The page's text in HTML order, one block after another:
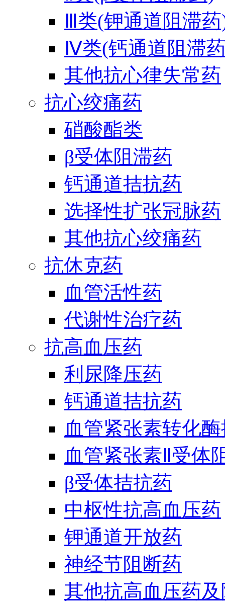
Ⅲ类(钾通道阻滞
Ⅳ类(钙通道阻滞
其他抗心律失常药
抗心绞痛药
硝酸酯类
β受体阻滞药
钙通道拮抗药
选择性扩张冠脉药
其他抗心绞痛药
抗休克药
血管活性药
代谢性治疗药
抗高血压药
利尿降压药
钙通道拮抗药
血管紧张素转化
血管紧张素Ⅱ受体
β受体拮抗药
中枢性抗高血压药
钾通道开放药
神经节阻断药
其他抗高血压药